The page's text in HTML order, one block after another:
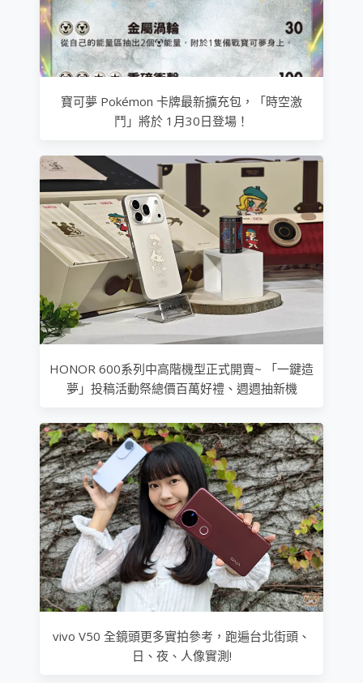
寶可夢 Pokémon 卡牌最新擴充包，「時空激
鬥」將於 1月30日登場！
HONOR 600系列中高階機型正式開賣~ 「一鍵造
夢」投稿活動祭總價百萬好禮、週週抽新機
vivo V50 全鏡頭更多實拍參考，跑遍台北街頭、
日、夜、人像實測!